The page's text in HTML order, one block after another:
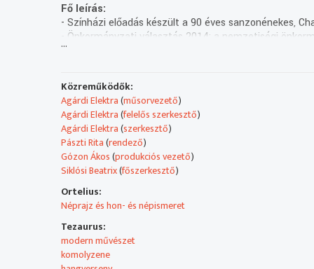
Fő leírás:
- Színházi előadás készült a 90 éves sanzonénekes,
- Önkormányzati választás 2014: a nemzetiségi
- Budapesten vendégszerepelt a krakkói lengyel
Műsorszolgáltatói ismertető:
Tartalom:
AZNAVOUR a BETHLEN TÉRI SZÍNHÁZBAN Egy
darabja a francia sanzon koronázatlan királya, az
darabbal tisztelegtek az idén 90 esztendős örmény
közönség előtt.
ÖNKORMÁNYZATI VÁLASZTÁSOK 2014 Október
GYÖNGYSZEMEK - kortárs bolgár zene Adásunk
...
Közreműködők:
Agárdi Elektra(műsorvezető)
Agárdi Elektra(felelős szerkesztő)
Agárdi Elektra(szerkesztő)
Pászti Rita(rendező)
Gózon Ákos(produkciós vezető)
Siklósi Beatrix(főszerkesztő)
Ortelius:
Néprajz és hon- és népismeret
Tezaurus:
modern művészet
komolyzene